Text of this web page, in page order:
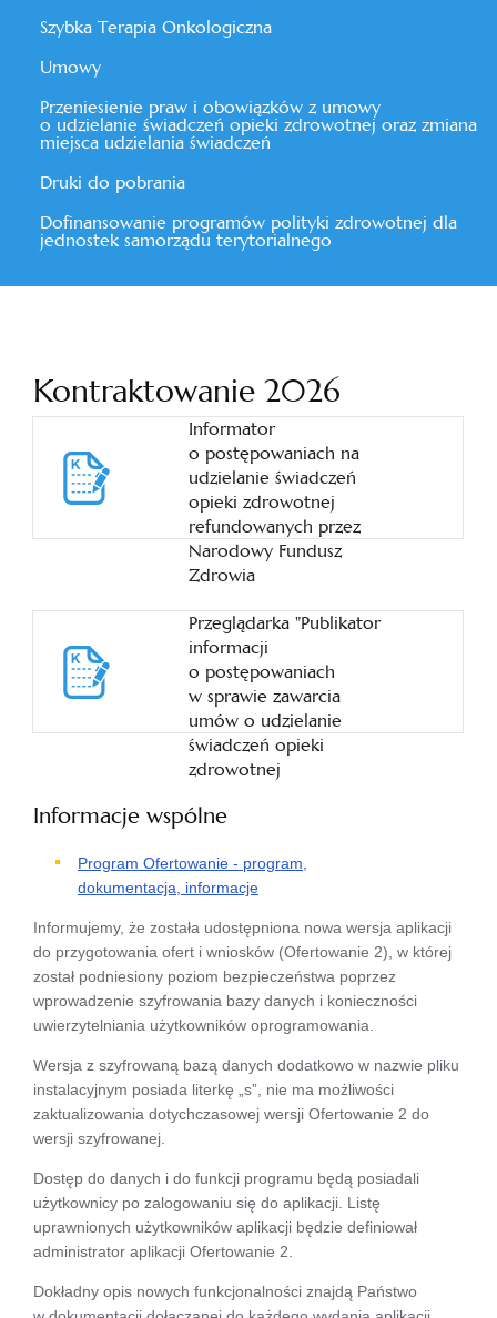
Szybka Terapia Onkologiczna
Umowy
Przeniesienie praw i obowiązków z umowy
o udzielanie świadczeń opieki zdrowotnej oraz zmiana
miejsca udzielania świadczeń
Druki do pobrania
Dofinansowanie programów polityki zdrowotnej dla
jednostek samorządu terytorialnego
Kontraktowanie 2026
Informator
o postępowaniach na
udzielanie świadczeń
opieki zdrowotnej
refundowanych przez
Narodowy Fundusz
Zdrowia
Przeglądarka "Publikator
informacji
o postępowaniach
w sprawie zawarcia
umów o udzielanie
świadczeń opieki
zdrowotnej
Informacje wspólne
Program Ofertowanie - program,
dokumentacja, informacje
Informujemy, że została udostępniona nowa wersja aplikacji
do przygotowania ofert i wniosków (Ofertowanie 2), w której
został podniesiony poziom bezpieczeństwa poprzez
wprowadzenie szyfrowania bazy danych i konieczności
uwierzytelniania użytkowników oprogramowania.
Wersja z szyfrowaną bazą danych dodatkowo w nazwie pliku
instalacyjnym posiada literkę „s”, nie ma możliwości
zaktualizowania dotychczasowej wersji Ofertowanie 2 do
wersji szyfrowanej.
Dostęp do danych i do funkcji programu będą posiadali
użytkownicy po zalogowaniu się do aplikacji. Listę
uprawnionych użytkowników aplikacji będzie definiował
administrator aplikacji Ofertowanie 2.
Dokładny opis nowych funkcjonalności znajdą Państwo